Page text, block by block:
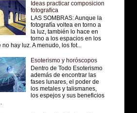
Ideas practicar composicion
fotografica
LAS SOMBRAS: Aunque la
fotografía voltea en torno a
la luz, también lo hace en
torno a los espacios en los
no hay luz. A menudo, los fot...
Esoterismo y horóscopos
Dentro de Todo Esoterismo
además de encontrar las
fases lunares, el poder de
los metales y talismanes,
los espejos y sus beneficios